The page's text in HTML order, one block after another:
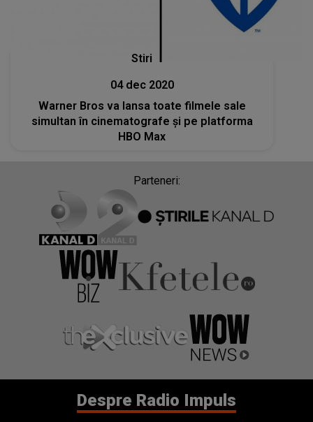
Stiri
04 dec 2020
Warner Bros va lansa toate filmele sale
simultan în cinematografe şi pe platforma
HBO Max
Parteneri:
Despre Radio Impuls